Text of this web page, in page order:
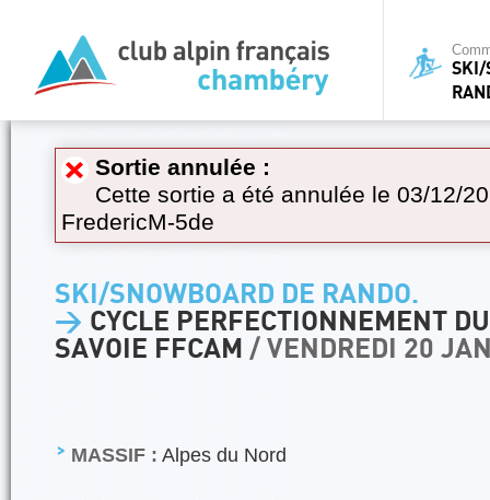
SKI/
Sortie annulée :
Cette sortie a été annulée le 03/12/
FredericM-5de
SKI/SNOWBOARD DE RANDO.
> CYCLE PERFECTIONNEMENT
SAVOIE FFCAM / VENDREDI 20
MASSIF : Alpes du Nord